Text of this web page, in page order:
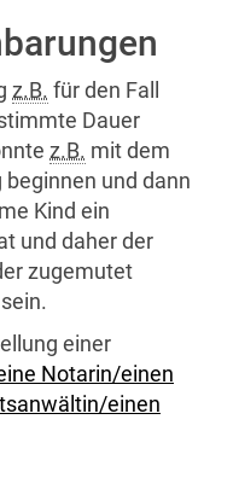
z.B. für den Fall
Dauer
z.B. mit dem
und dann
Kind ein
und daher der
zugemutet
einer
Notarin/einen
einen